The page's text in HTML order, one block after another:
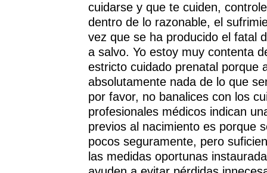
cuidarse y que te cuiden,
dentro de lo razonable, el
vez que se ha producido el fatal
a salvo. Yo estoy muy contenta
estricto cuidado prenatal porque
absolutamente nada de lo que
por favor, no banalices con los
profesionales médicos indican
previos al nacimiento es porque
pocos seguramente, pero
las medidas oportunas